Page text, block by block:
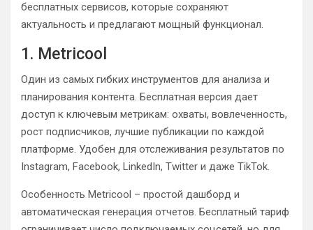
бесплатных сервисов, которые сохраняют
актуальность и предлагают мощный функционал.
1. Metricool
Один из самых гибких инструментов для анализа и
планирования контента. Бесплатная версия дает
доступ к ключевым метрикам: охваты, вовлеченность,
рост подписчиков, лучшие публикации по каждой
платформе. Удобен для отслеживания результатов по
Instagram, Facebook, LinkedIn, Twitter и даже TikTok.
Особенность Metricool – простой дашборд и
автоматическая генерация отчетов. Бесплатный тариф